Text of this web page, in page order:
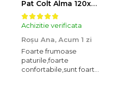
Pat Colt Alma 120x200 cm, cu 2 sertare laterale pe role, colt interschimbabil, pin antichizat
Achizitie verificata
Roșu Ana, Acum 1 zi
Foarte frumoase
paturile,foarte
confortabile,sunt foarte